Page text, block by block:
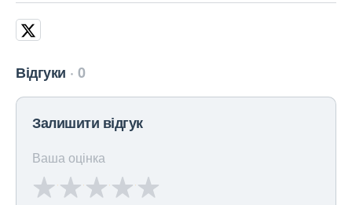
Відгуки 0
Залишити відгук
Ваша оцінка